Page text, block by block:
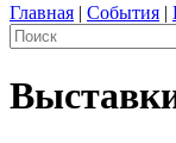
Главная | События |